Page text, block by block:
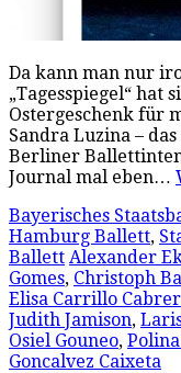
Da kann man nur
„Tagesspiegel“ hat
Ostergeschenk für
Sandra Luzina –
Berliner
Journal mal eben…
Bayerisches
Hamburg Ballett,
Ballett Alexander
Gomes, Christoph
Elisa Carrillo
Judith Jamison,
Osiel Gouneo,
Goncalvez Caixeta